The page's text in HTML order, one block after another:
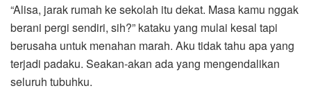
“Alisa, jarak rumah ke sekolah itu dekat. Masa kamu nggak
berani pergi sendiri, sih?” kataku yang mulai kesal tapi
berusaha untuk menahan marah. Aku tidak tahu apa yang
terjadi padaku. Seakan-akan ada yang mengendalikan
seluruh tubuhku.